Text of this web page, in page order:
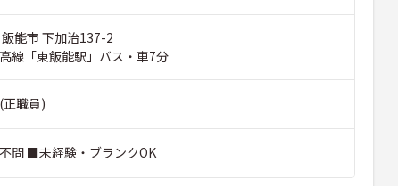
能市 下加治137-2
線「東飯能駅」バス・車7分
職員)
問 ■未経験・ブランクOK